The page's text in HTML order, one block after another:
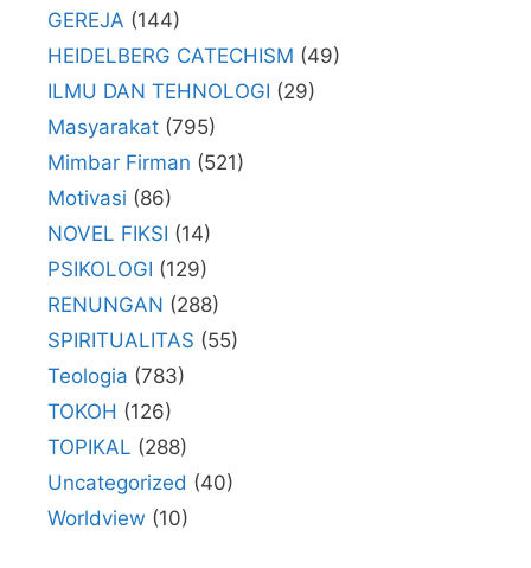
GEREJA (144)
HEIDELBERG CATECHISM (49)
ILMU DAN TEHNOLOGI (29)
Masyarakat (795)
Mimbar Firman (521)
Motivasi (86)
NOVEL FIKSI (14)
PSIKOLOGI (129)
RENUNGAN (288)
SPIRITUALITAS (55)
Teologia (783)
TOKOH (126)
TOPIKAL (288)
Uncategorized (40)
Worldview (10)